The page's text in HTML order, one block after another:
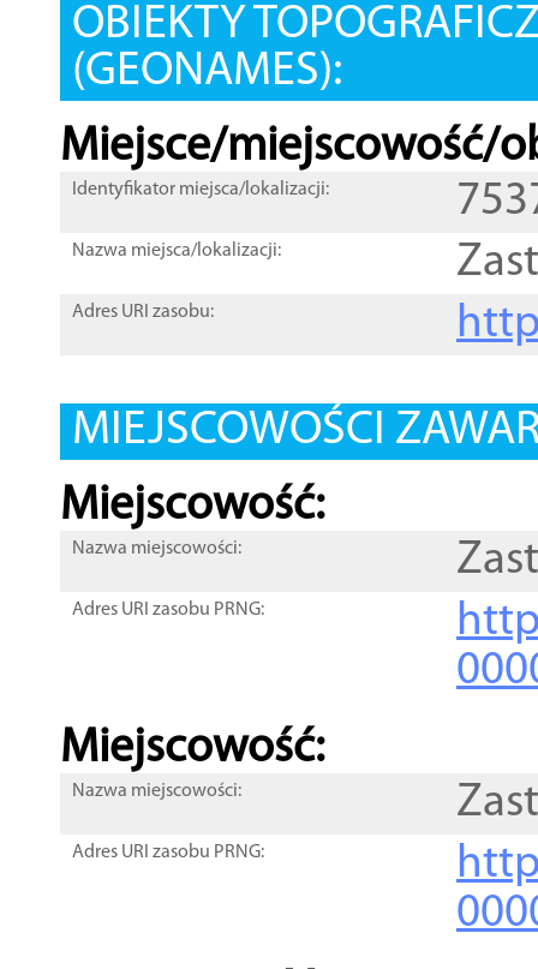
OBIEKTY
(GEONAMES):
Miejsce/miejscowość/
Identyfikator miejsca/lokalizacji:
Nazwa miejsca/lokalizacji:
Adres URI zasobu:
MIEJSCOWOŚCI
Miejscowość:
Nazwa miejscowości:
Adres URI zasobu PRNG:
Miejscowość:
Nazwa miejscowości:
Adres URI zasobu PRNG: